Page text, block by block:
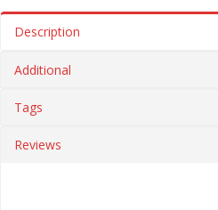
Description
Additional
Tags
Reviews